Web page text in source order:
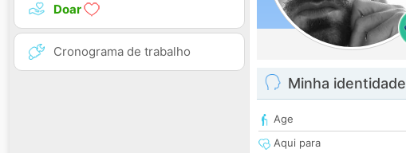
Doar
Cronograma de trabalho
Minha identidade
Age
Aqui para